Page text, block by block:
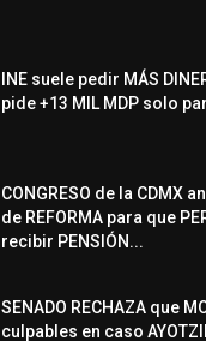
INE suele pedir MÁS
pide +13 MIL MDP solo
CONGRESO de la CDMX
de REFORMA para que
recibir PENSIÓN...
SENADO RECHAZA que
culpables en caso